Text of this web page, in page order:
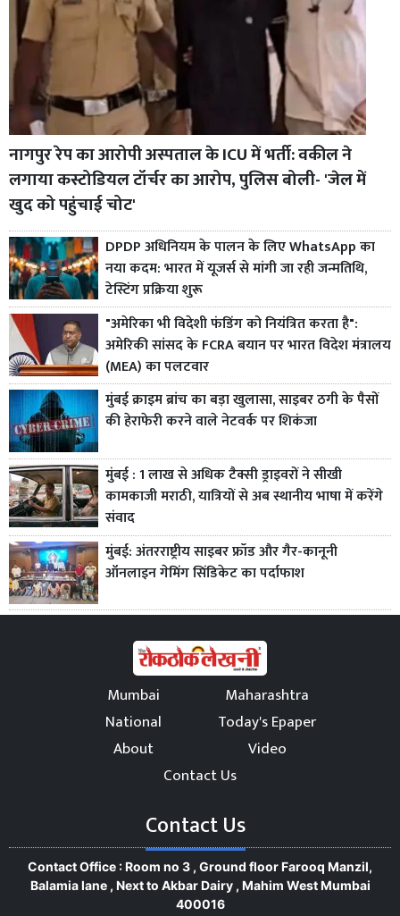
नागपुर रेप का आरोपी अस्पताल के ICU में भर्ती: वकील ने
लगाया कस्टोडियल टॉर्चर का आरोप, पुलिस बोली- 'जेल में
खुद को पहुंचाई चोट'
DPDP अधिनियम के पालन के लिए WhatsApp का
नया कदम: भारत में यूजर्स से मांगी जा रही जन्मतिथि,
टेस्टिंग प्रक्रिया शुरू
"अमेरिका भी विदेशी फंडिंग को नियंत्रित करता है":
अमेरिकी सांसद के FCRA बयान पर भारत विदेश मंत्रालय
(MEA) का पलटवार
मुंबई क्राइम ब्रांच का बड़ा खुलासा, साइबर ठगी के पैसों
की हेराफेरी करने वाले नेटवर्क पर शिकंजा
मुंबई : 1 लाख से अधिक टैक्सी ड्राइवरों ने सीखी
कामकाजी मराठी, यात्रियों से अब स्थानीय भाषा में करेंगे
संवाद
मुंबई: अंतरराष्ट्रीय साइबर फ्रॉड और गैर-कानूनी
ऑनलाइन गेमिंग सिंडिकेट का पर्दाफाश
Mumbai
Maharashtra
National
Today's Epaper
About
Video
Contact Us
Contact Us
Contact Office : Room no 3 , Ground floor Farooq Manzil,
Balamia lane , Next to Akbar Dairy , Mahim West Mumbai
400016